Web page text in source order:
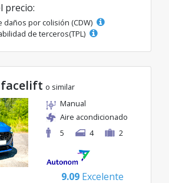
precio:
daños por colisión (CDW)
de terceros(TPL)
facelift o similar
Manual
Aire acondicionado
5
4 2
9.09 Excelente